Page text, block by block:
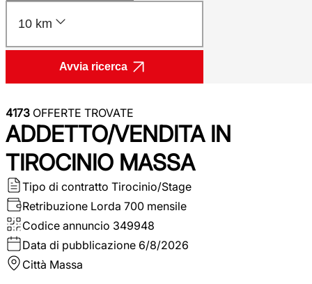
10 km
Avvia ricerca
4173 OFFERTE TROVATE
ADDETTO/VENDITA IN
TIROCINIO MASSA
Tipo di contratto Tirocinio/Stage
Retribuzione Lorda 700 mensile
Codice annuncio 349948
Data di pubblicazione 6/8/2026
Città Massa